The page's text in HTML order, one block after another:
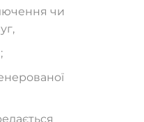
чи